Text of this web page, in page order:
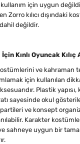
için uygun
Zorro kılıcı dışındaki
değildir.
Kınlı Oyuncak Kılıç
ve kahraman
için kullanılan
Plastik yapısı,
sayesinde okul
ve konsept
Karakter
sahneye uygun bir